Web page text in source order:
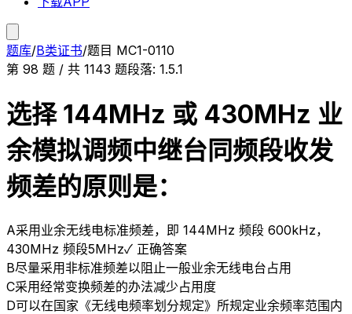
题库/B类证书/题目 MC1-0110
第 98 题 / 共 1143 题段落: 1.5.1
选择 144MHz 或 430MHz 业
余模拟调频中继台同频段收发
频差的原则是：
A采用业余无线电标准频差，即 144MHz 频段 600kHz，
430MHz 频段5MHz✓ 正确答案
B尽量采用非标准频差以阻止一般业余无线电台占用
C采用经常变换频差的办法减少占用度
D可以在国家《无线电频率划分规定》所规定业余频率范围内